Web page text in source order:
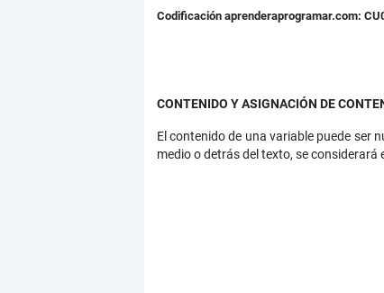
Codificación aprenderaprogramar.com:
CONTENIDO Y ASIGNACIÓN DE
El contenido de una variable puede ser
medio o detrás del texto, se considerará